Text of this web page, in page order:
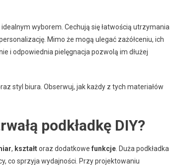
idealnym wyborem. Cechują się łatwością utrzymania
Mimo że mogą ulegać zażółceniu, ich
i odpowiednia pielęgnacja pozwolą im dłużej
styl biura. Obserwuj, jak każdy z tych materiałów
podkładkę DIY?
, kształtoraz dodatkowe funkcje. Duża podkładka
co sprzyja wydajności. Przy projektowaniu